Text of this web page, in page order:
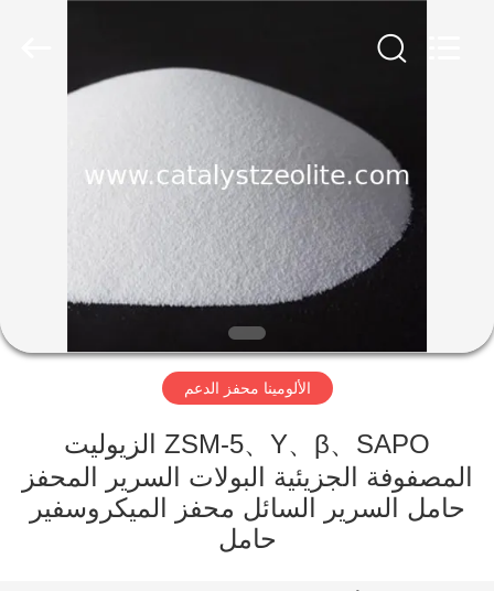
منتجات
معلومات
جولة
المعمل
رقابة
الألومينا محفز الدعم
ZSM-5、Y、β、SAPO الزيوليت
المصفوفة الجزيئية البولات السرير المحفز
حامل السرير السائل محفز الميكروسفير
حامل